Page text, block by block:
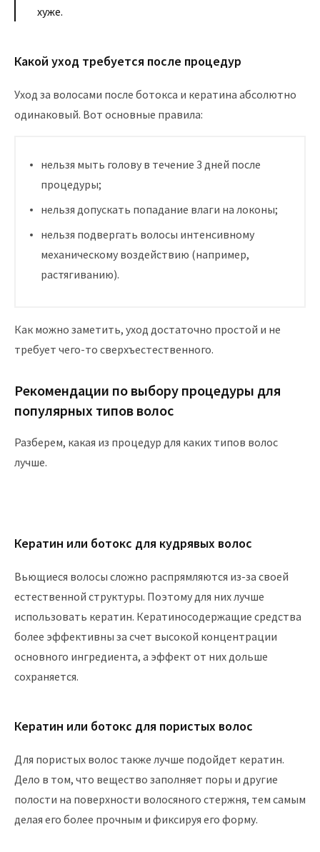
хуже.
Какой уход требуется после процедур
Уход за волосами после ботокса и кератина абсолютно
одинаковый. Вот основные правила:
нельзя мыть голову в течение 3 дней после
процедуры;
нельзя допускать попадание влаги на локоны;
нельзя подвергать волосы интенсивному
механическому воздействию (например,
растягиванию).
Как можно заметить, уход достаточно простой и не
требует чего-то сверхъестественного.
Рекомендации по выбору процедуры для
популярных типов волос
Разберем, какая из процедур для каких типов волос
лучше.
Кератин или ботокс для кудрявых волос
Вьющиеся волосы сложно распрямляются из-за своей
естественной структуры. Поэтому для них лучше
использовать кератин. Кератиносодержащие средства
более эффективны за счет высокой концентрации
основного ингредиента, а эффект от них дольше
сохраняется.
Кератин или ботокс для пористых волос
Для пористых волос также лучше подойдет кератин.
Дело в том, что вещество заполняет поры и другие
полости на поверхности волосяного стержня, тем самым
делая его более прочным и фиксируя его форму.